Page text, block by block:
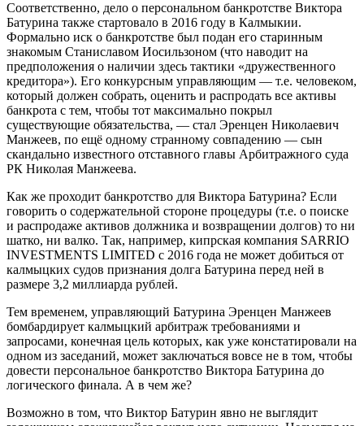
Соответственно, дело о персональном банкротстве Виктора
Батурина также стартовало в 2016 году в Калмыкии.
Формально иск о банкротстве был подан его старинным
знакомым Станиславом Иосильзоном (что наводит на
предположения о наличии здесь тактики «дружественного
кредитора»). Его конкурсным управляющим — т.е. человеком,
который должен собрать, оценить и распродать все активы
банкрота с тем, чтобы тот максимально покрыл
существующие обязательства, — стал Эренцен Николаевич
Манжеев, по ещё одному странному совпадению — сын
скандально известного отставного главы Арбитражного суда
РК Николая Манжеева.
Как же проходит банкротство для Виктора Батурина? Если
говорить о содержательной стороне процедуры (т.е. о поиске
и распродаже активов должника и возвращении долгов) то ни
шатко, ни валко. Так, например, кипрская компания SARRIO
INVESTMENTS LIMITED с 2016 года не может добиться от
калмыцких судов признания долга Батурина перед ней в
размере 3,2 миллиарда рублей.
Тем временем, управляющий Батурина Эренцен Манжеев
бомбардирует калмыцкий арбитраж требованиями и
запросами, конечная цель которых, как уже констатировали на
одном из заседаний, может заключаться вовсе не в том, чтобы
довести персональное банкротство Виктора Батурина до
логического финала. А в чем же?
Возможно в том, что Виктор Батурин явно не выглядит